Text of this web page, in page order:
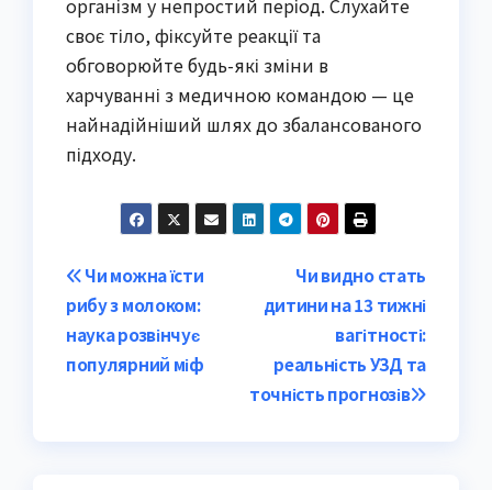
організм у непростий період. Слухайте
своє тіло, фіксуйте реакції та
обговорюйте будь-які зміни в
харчуванні з медичною командою — це
найнадійніший шлях до збалансованого
підходу.
Post
navigation
Чи видно стать
дитини на 13 тижні
вагітності:
реальність УЗД та
точність прогнозів
Чи можна їсти
рибу з молоком:
наука розвінчує
популярний міф